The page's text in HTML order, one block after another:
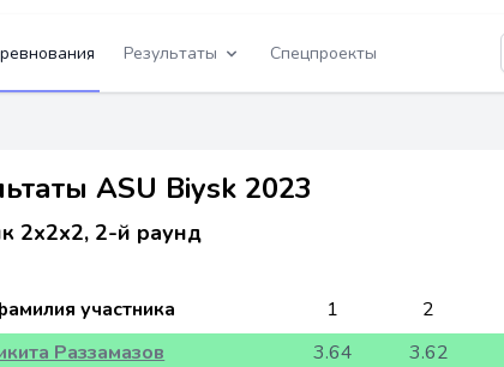
Результаты Спецпроекты
ASU Biysk 2023
2x2x2, 2-й раунд
участника 1 2
Раззамазов
3.64 3.62